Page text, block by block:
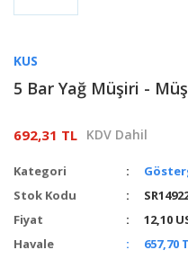
KUS
5 Bar Yağ Müşiri -
692,31 TL KDV Dahil
Kategori
Stok Kodu
Fiyat
12,10
Havale
657,70